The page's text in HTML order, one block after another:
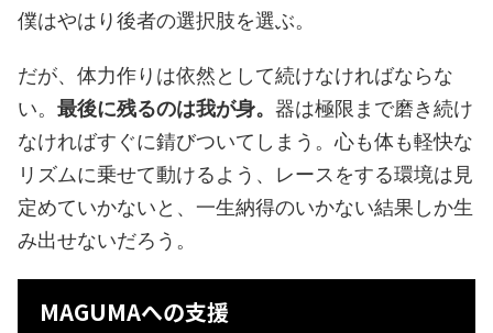
僕はやはり後者の選択肢を選ぶ。
だが、体力作りは依然として続けなければならな
い。 最後に残るのは我が身。 器は極限まで磨き続け
なければすぐに錆びついてしまう。心も体も軽快な
リズムに乗せて動けるよう、レースをする環境は見
定めていかないと、一生納得のいかない結果しか生
み出せないだろう。
MAGUMAへの支援